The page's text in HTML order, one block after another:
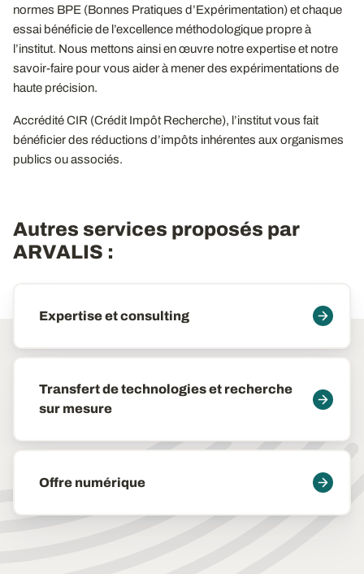
normes BPE (Bonnes Pratiques d’Expérimentation) et chaque
essai bénéficie de l’excellence méthodologique propre à
l’institut. Nous mettons ainsi en œuvre notre expertise et notre
savoir-faire pour vous aider à mener des expérimentations de
haute précision.
Accrédité CIR (Crédit Impôt Recherche), l’institut vous fait
bénéficier des réductions d’impôts inhérentes aux organismes
publics ou associés.
Autres services proposés par
ARVALIS :
Expertise et consulting
Transfert de technologies et recherche
sur mesure
Offre numérique